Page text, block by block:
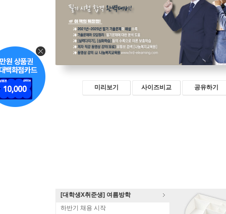
미리보기 사이즈비교 공유하기
[대학생X취준생] 여름방학
하반기 채용 시작